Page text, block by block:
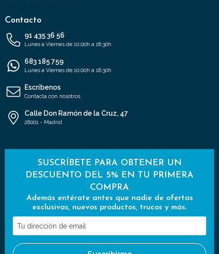
Contacto
91 435 36 56
Lunes a Viernes de 10:00h a 18:30h
683 185 759
Lunes a Viernes de 10:00h a 18:30h
Escríbenos
Contacta con nosotros
Calle Don Ramón de la Cruz, 47
28001 - Madrid
SUSCRÍBETE PARA OBTENER UN
DESCUENTO DEL 5% EN TU PRIMERA
COMPRA
Además entérate antes que nadie de ofertas
exclusivas, nuevos productos, trucos y más.
Tu
dirección
de